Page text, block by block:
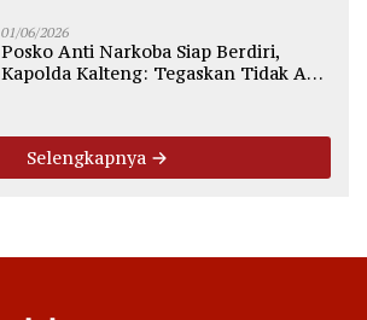
01/06/2026
Posko Anti Narkoba Siap Berdiri,
Kapolda Kalteng: Tegaskan Tidak Ada
Selengkapnya